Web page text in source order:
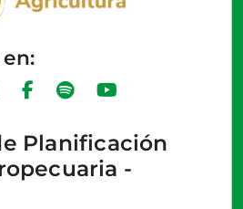
Planificación
-